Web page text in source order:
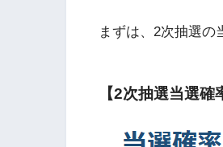
まずは、2次抽選の
【2次抽選当選確